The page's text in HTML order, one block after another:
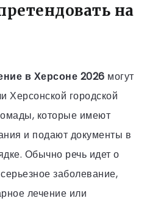
на
в Херсоне 2026 могут
Херсонской городской
которые имеют
и подают документы в
Обычно речь идет о
заболевание,
лечение или